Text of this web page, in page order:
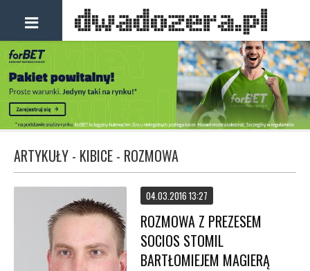
ARTYKUŁY - KIBICE - ROZMOWA
04.03.2016 13:27
ROZMOWA Z PREZESEM
SOCIOS STOMIL
BARTŁOMIEJEM MAGIERĄ